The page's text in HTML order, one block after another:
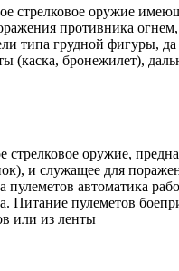
стрелковое оружие
противника
типа грудной фигуры, да
(каска, бронежилет),
стрелковое оружие,
и служащее для
автоматика
Питание пулеметов
или из ленты